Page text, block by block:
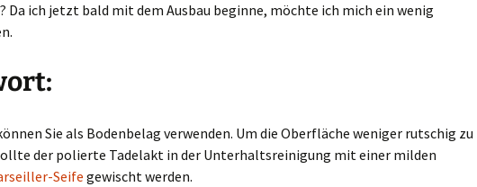
Da ich jetzt bald mit dem Ausbau beginne, möchte ich mich ein wenig
Sie als Bodenbelag verwenden. Um die Oberfläche weniger rutschig zu
der polierte Tadelakt in der Unterhaltsreinigung mit einer milden
Seife gewischt werden.